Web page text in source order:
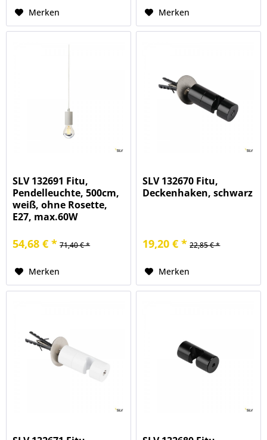
Merken Merken
SLV 132691 Fitu,
Pendelleuchte, 500cm,
weiß, ohne Rosette,
E27, max.60W
54,68 € * 71,40 € *
Merken
SLV 132670 Fitu,
Deckenhaken, schwarz
19,20 € * 22,85 € *
Merken